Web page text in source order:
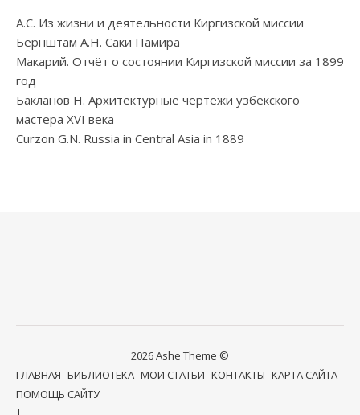
А.С. Из жизни и деятельности Киргизской миссии
Бернштам А.Н. Саки Памира
Макарий. Отчёт о состоянии Киргизской миссии за 1899
год
Бакланов Н. Архитектурные чертежи узбекского
мастера XVI века
Curzon G.N. Russia in Central Asia in 1889
2026 Ashe Theme ©
ГЛАВНАЯ БИБЛИОТЕКА МОИ СТАТЬИ КОНТАКТЫ КАРТА САЙТА
ПОМОЩЬ САЙТУ